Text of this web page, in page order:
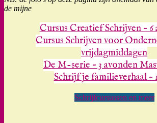
de mijne
Cursus Creatief Schrijven – 6
Cursus Schrijven voor
vrijdagmiddagen
De M-serie – 3 avonden
Schrijf je familieverhaal –
Schrijfcursussen en meer